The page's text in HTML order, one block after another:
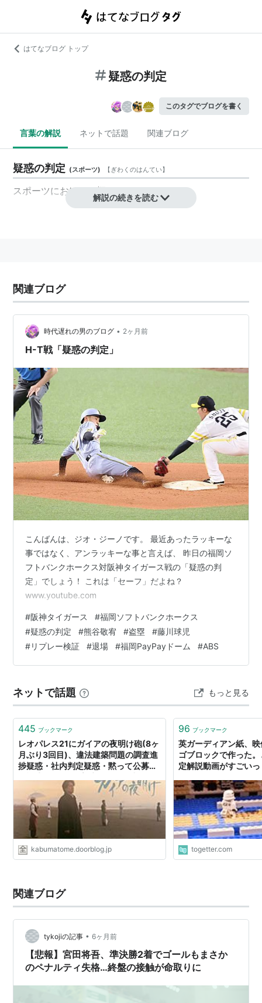
はてなブログ トップ
疑惑の判定
このタグでブログを書く
言葉の解説 ネットで話題 関連ブログ
疑惑の判定 (スポーツ) 【ぎわくのはんてい】
スポーツにおける、疑わしいジャッジ。
解説の続きを読む
関連ブログ
時代遅れの男のブログ • 2ヶ月前
H-T戦「疑惑の判定」
こんばんは、ジオ・ジーノです。 最近あったラッキーな
事ではなく、アンラッキーな事と言えば、 昨日の福岡ソ
フトバンクホークス対阪神タイガース戦の「疑惑の判
定」でしょう！ これは「セーフ」だよね？
www.youtube.com
#阪神タイガース #福岡ソフトバンクホークス
#疑惑の判定 #熊谷敬宥 #盗塁 #藤川球児
#リプレー検証 #退場 #福岡PayPayドーム #ABS
ネットで話題 もっと見る
445 ブックマーク
レオパレス21にガイアの夜明け砲(8ヶ
月ぶり3回目)、違法建築問題の調査進
捗疑惑・社内判定疑惑・黙って公募増
kabumatome.doorblog.jp
96 ブックマーク
英ガーディアン紙、
ゴブロックで作った
定解説動画がすごい
togetter.com
関連ブログ
tykojiの記事 • 6ヶ月前
【悲報】宮田将吾、準決勝2着でゴールもまさか
のペナルティ失格…終盤の接触が命取りに